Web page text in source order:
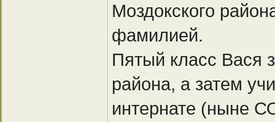
Моздокского
фамилией.
Пятый класс Вася
района, а затем
интернате (ныне